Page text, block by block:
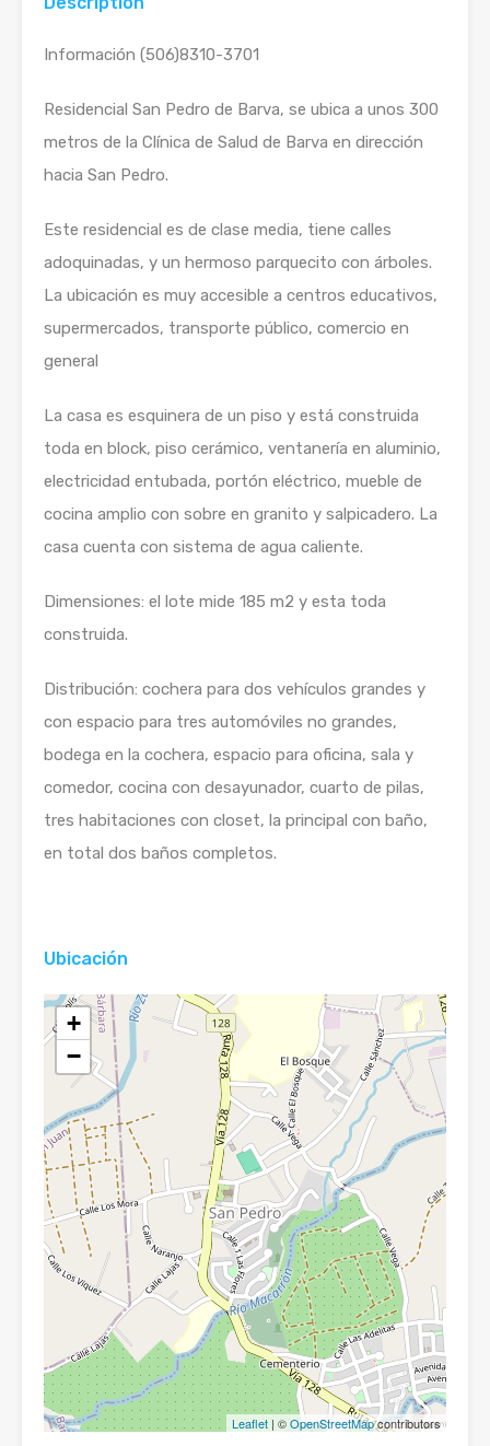
Información (506)8310-3701
Residencial San Pedro de Barva, se ubica a unos 300
metros de la Clínica de Salud de Barva en dirección
hacia San Pedro.
Este residencial es de clase media, tiene calles
adoquinadas, y un hermoso parquecito con árboles.
La ubicación es muy accesible a centros educativos,
supermercados, transporte público, comercio en
general
La casa es esquinera de un piso y está construida
toda en block, piso cerámico, ventanería en aluminio,
electricidad entubada, portón eléctrico, mueble de
cocina amplio con sobre en granito y salpicadero. La
casa cuenta con sistema de agua caliente.
Dimensiones: el lote mide 185 m2 y esta toda
construida.
Distribución: cochera para dos vehículos grandes y
con espacio para tres automóviles no grandes,
bodega en la cochera, espacio para oficina, sala y
comedor, cocina con desayunador, cuarto de pilas,
tres habitaciones con closet, la principal con baño,
en total dos baños completos.
Ubicación
+
−
Leaflet | ©OpenStreetMapcontributors